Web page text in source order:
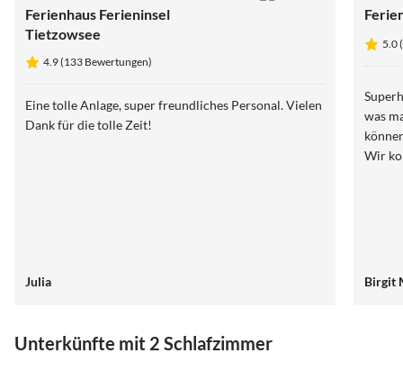
Ferienhaus Ferieninsel
Tietzowsee
4.9 (133 Bewertungen)
Eine tolle Anlage, super freundliches Personal. Vielen
Dank für die tolle Zeit!
Julia
5.0
was
Birgit
Unterkünfte mit 2 Schlafzimmer